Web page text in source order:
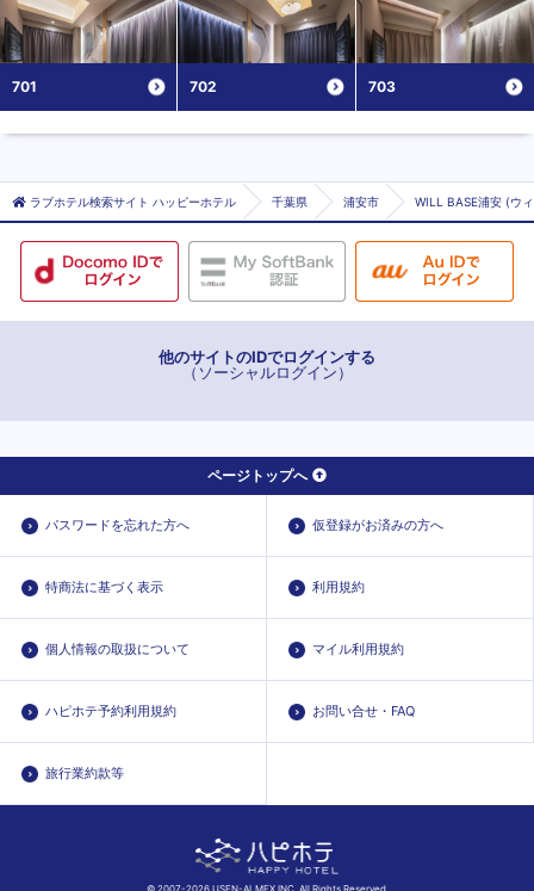
701 702 703
ラブホテル検索サイト ハッピーホテル 千葉県 浦安市 WILL BASE浦安 (ウ
他のサイトのIDでログインする
（ソーシャルログイン）
ページトップへ
パスワードを忘れた方へ 仮登録がお済みの方へ
特商法に基づく表示 利用規約
個人情報の取扱について マイル利用規約
ハピホテ予約利用規約 お問い合せ・FAQ
旅行業約款等
© 2007-2026 USEN-ALMEX INC. All Rights Reserved.